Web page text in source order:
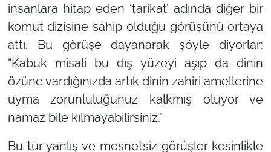
insanlara hitap eden ‘tarikat’ adında diğer bir
komut dizisine sahip olduğu görüşünü ortaya
attı. Bu görüşe dayanarak şöyle diyorlar:
“Kabuk misali bu dış yüzeyi aşıp da dinin
özüne vardığınızda artık dinin zahiri amellerine
uyma zorunluluğunuz kalkmış oluyor ve
namaz bile kılmayabilirsiniz.”
Bu tür yanlış ve mesnetsiz görüşler kesinlikle